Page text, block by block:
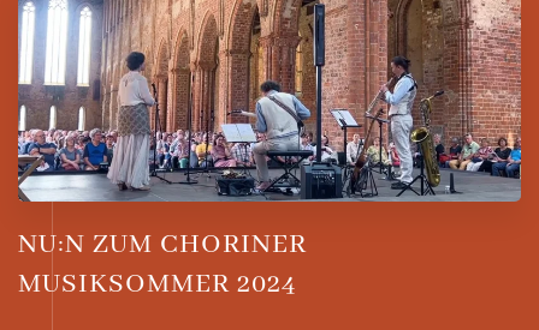
NU:N ZUM CHORINER
MUSIKSOMMER 2024